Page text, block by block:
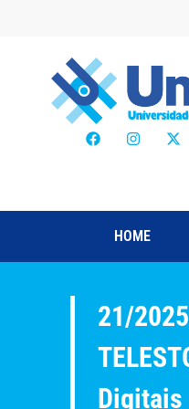
HOME
21/
Digitais